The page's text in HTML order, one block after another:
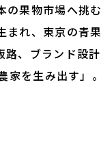
果物市場へ挑
れ、東京の青
、ブランド設
家を生み出す」